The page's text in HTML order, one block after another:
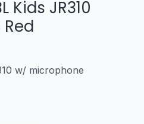
Kids JR310
w/ microphone